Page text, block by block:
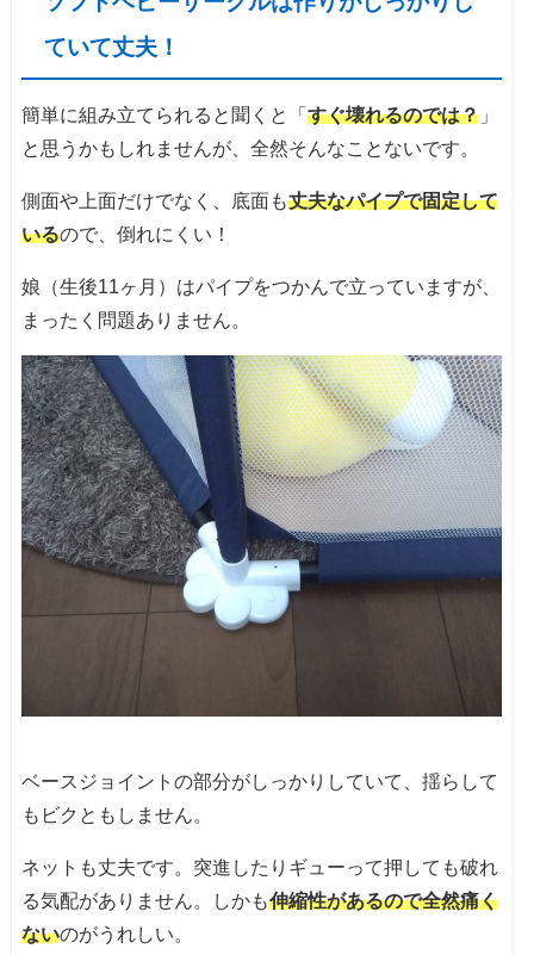
ていて丈夫！
簡単に組み立てられると聞くと「 すぐ壊れるのでは？ 」
と思うかもしれませんが、全然そんなことないです。
側面や上面だけでなく、底面も丈夫なパイプで固定して
いるので、倒れにくい！
娘（生後11ヶ月）はパイプをつかんで立っていますが、
まったく問題ありません。
ベースジョイントの部分がしっかりしていて、揺らして
もビクともしません。
ネットも丈夫です。突進したりギューって押しても破れ
る気配がありません。しかも伸縮性があるので全然痛く
ないのがうれしい。